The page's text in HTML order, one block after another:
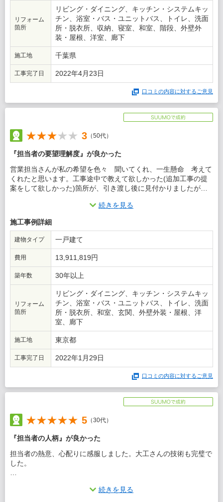
リフォーム
箇所
リビング・ダイニング、キッチン・システムキッ
チン、浴室・バス・ユニットバス、トイレ、洗面
所・脱衣所、収納、寝室、和室、階段、外壁外
装・屋根、洋室、廊下
施工地 千葉県
工事完了日 2022年4月23日
口コミの内容に対するご意見
3 （50代）
『担当者の要望理解度』が良かった
営業担当さんが私の希望を色々 聞いてくれ、一生懸命 考えて
くれたと思います。工事途中で教えて欲しかった(追加工事の提
案をして欲しかった)箇所が、引き渡し後に見付かりましたが、
担当者が私の希望を実現するために知恵を絞ってくれたからで
す。具体的には今回は「対面キッチンにしたい」と伝えたとこ
ろ、1社は無理ですと却下、2社は対面キッチンの図面を作ってく
こう、炊飯機やレンジはこう置くのが良い……と生活動線目線の
図面だったから、です。
続きを見る
施工事例詳細
建物タイプ 一戸建て
費用 13,911,819円
築年数 30年以上
リフォーム
箇所
リビング・ダイニング、キッチン・システムキッ
チン、浴室・バス・ユニットバス、トイレ、洗面
所・脱衣所、和室、玄関、外壁外装・屋根、洋
室、廊下
施工地 東京都
工事完了日 2022年1月29日
口コミの内容に対するご意見
5 （30代）
『担当者の人柄』が良かった
担当者の熱意、心配りに感服しました。大工さんの技術も完璧で
した。
続きを見る